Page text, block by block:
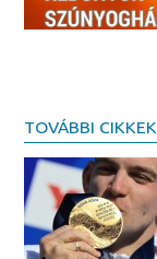
TOVÁBBI CIKKEK